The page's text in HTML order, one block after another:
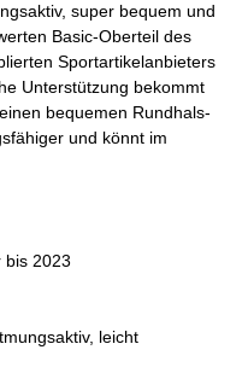
super bequem und
Basic-Oberteil des
Sportartikelanbieters
Unterstützung bekommt
bequemen Rundhals-
und könnt im
bis 2023
leicht